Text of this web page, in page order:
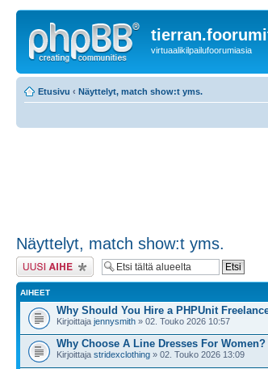
virtuaalikilpailufoorumiasia
Etusivu ‹ Näyttelyt, match show:t yms.
Näyttelyt, match show:t yms.
Lähetä uusi viesti
AIHEET
Why Should You Hire a PHPUnit
Kirjoittaja jennysmith » 02. Touko 2026 10:57
Why Choose A Line Dresses For Women?
Kirjoittaja stridexclothing » 02. Touko 2026 13:09